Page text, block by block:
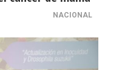
NACIONAL